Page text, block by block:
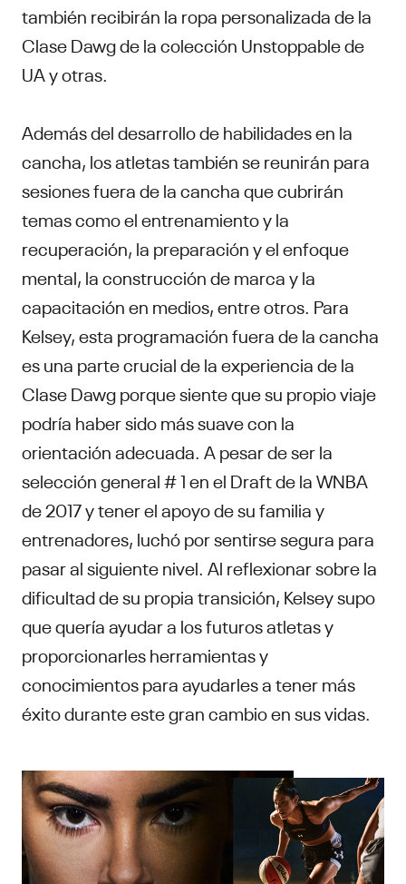
también recibirán la ropa personalizada de la
Clase Dawg de la colección Unstoppable de
UA y otras.
Además del desarrollo de habilidades en la
cancha, los atletas también se reunirán para
sesiones fuera de la cancha que cubrirán
temas como el entrenamiento y la
recuperación, la preparación y el enfoque
mental, la construcción de marca y la
capacitación en medios, entre otros. Para
Kelsey, esta programación fuera de la cancha
es una parte crucial de la experiencia de la
Clase Dawg porque siente que su propio viaje
podría haber sido más suave con la
orientación adecuada. A pesar de ser la
selección general # 1 en el Draft de la WNBA
de 2017 y tener el apoyo de su familia y
entrenadores, luchó por sentirse segura para
pasar al siguiente nivel. Al reflexionar sobre la
dificultad de su propia transición, Kelsey supo
que quería ayudar a los futuros atletas y
proporcionarles herramientas y
conocimientos para ayudarles a tener más
éxito durante este gran cambio en sus vidas.